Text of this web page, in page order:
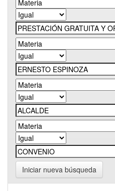
Iniciar nueva búsqueda